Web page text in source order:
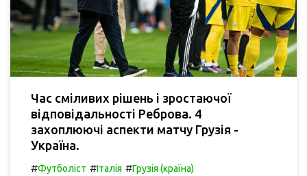
Час сміливих рішень і зростаючої
відповідальності Реброва. 4
захоплюючі аспекти матчу Грузія -
Україна.
#Футболіст #Італія #Грузія (країна)